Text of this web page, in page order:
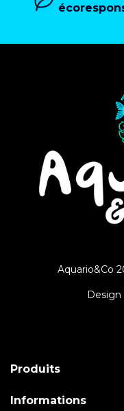
Aquario&Co
Produits
Informations